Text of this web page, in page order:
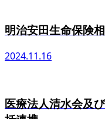
明治安田生命保険
2024.11.16
医療法人清水会及